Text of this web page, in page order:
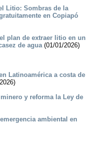
Litio: Sombras de la
en Copiapó
plan de extraer litio en un
de agua(01/01/2026)
Latinoamérica a costa de
y reforma la Ley de
ambiental en